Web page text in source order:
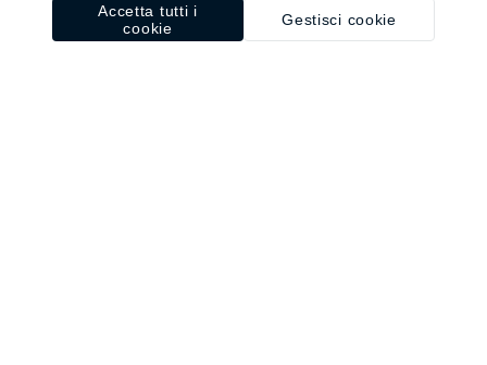
Gestisci cookie
Accetta tutti i
cookie